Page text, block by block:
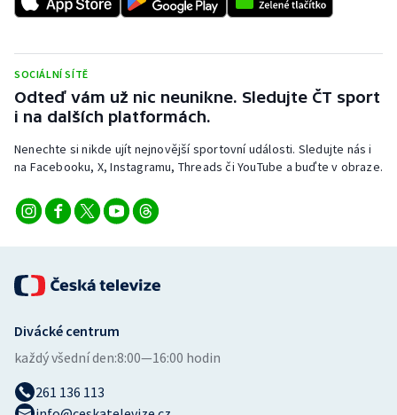
SOCIÁLNÍ SÍTĚ
Odteď vám už nic neunikne. Sledujte ČT sport
i na dalších platformách.
Nenechte si nikde ujít nejnovější sportovní události. Sledujte nás i
na Facebooku, X, Instagramu, Threads či YouTube a buďte v obraze.
Divácké centrum
každý všední den:8:00—16:00 hodin
261 136 113